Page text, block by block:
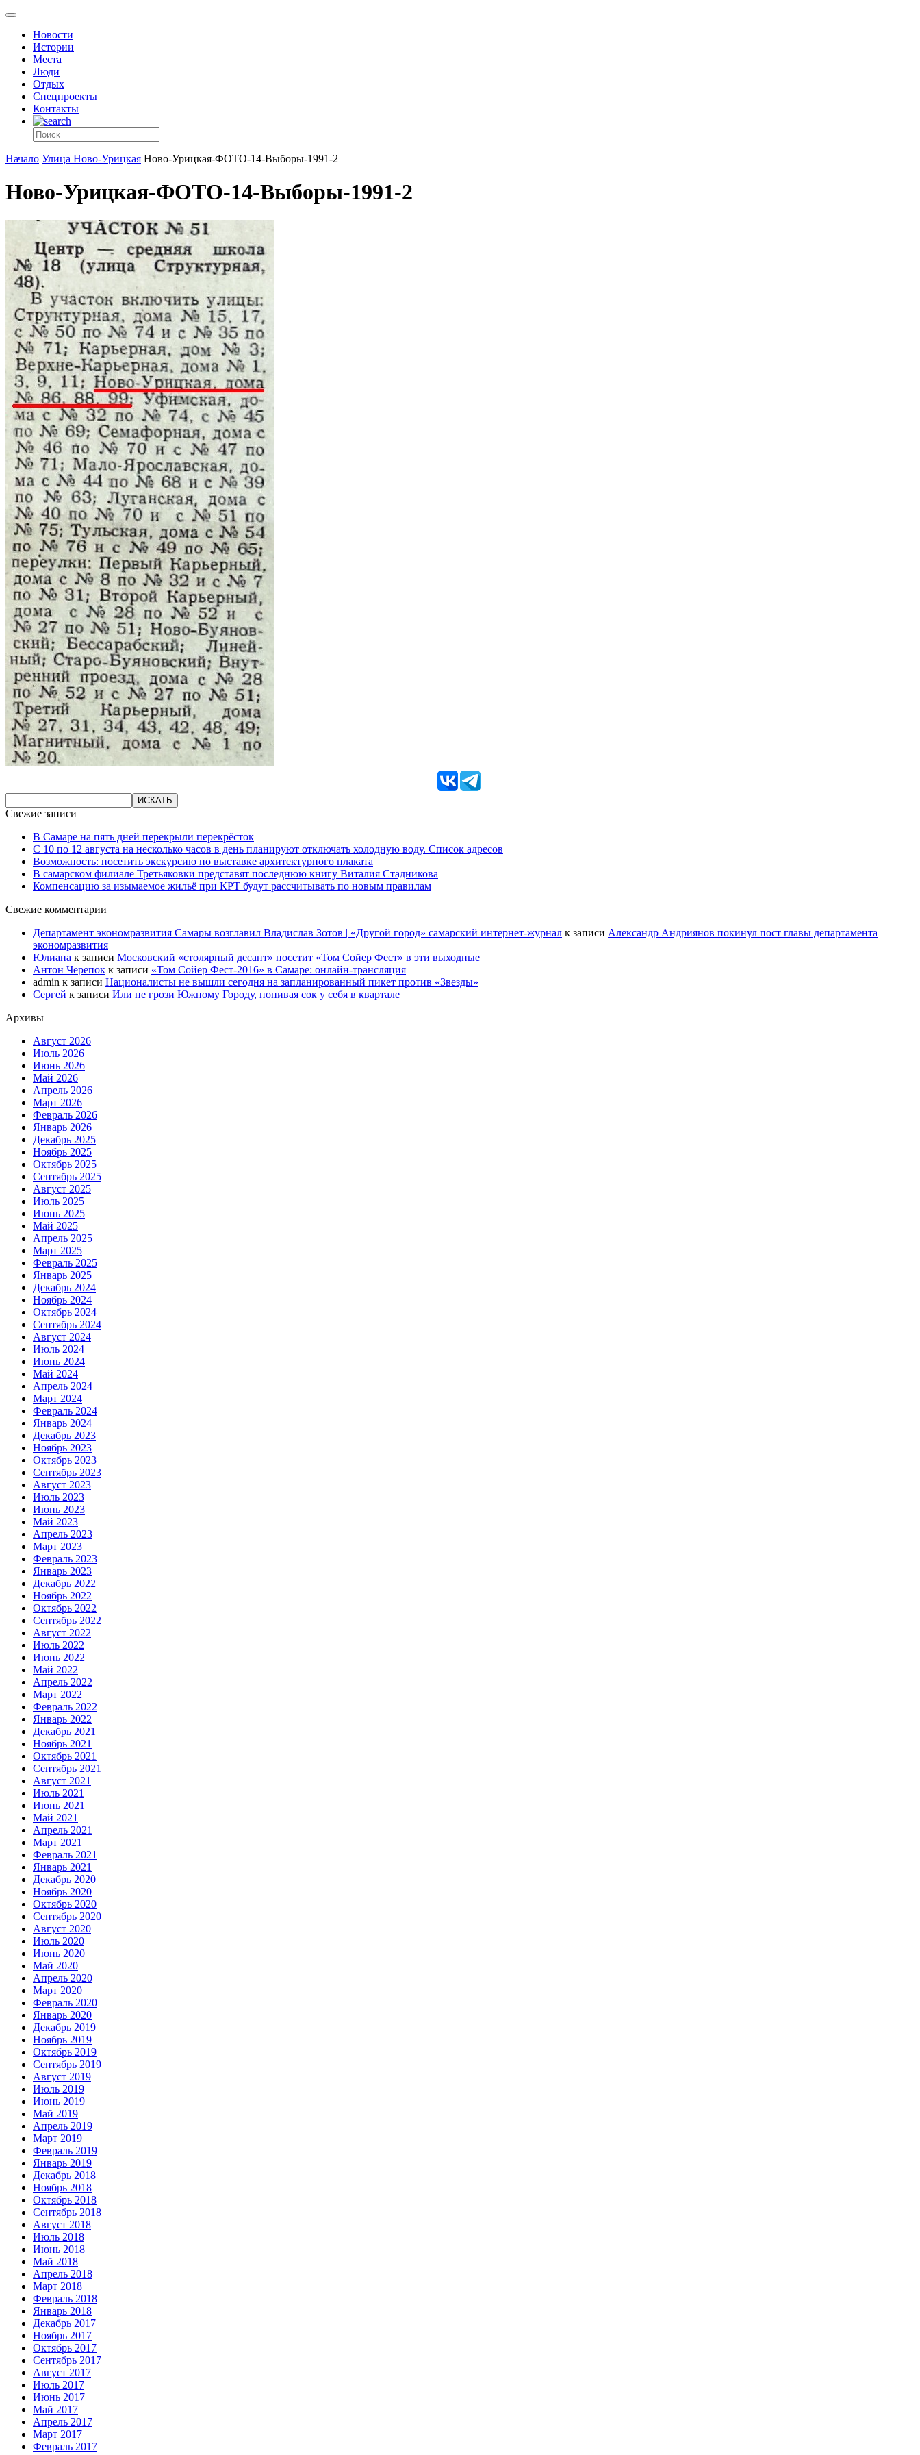
Новости
Истории
Места
Люди
Отдых
Спецпроекты
Контакты
Начало Улица Ново-Урицкая Ново-Урицкая-ФОТО-14-Выборы-1991-2
Ново-Урицкая-ФОТО-14-Выборы-1991-2
Свежие записи
В Самаре на пять дней перекрыли перекрёсток
С 10 по 12 августа на несколько часов в день планируют отключать холодную воду. Список адресов
Возможность: посетить экскурсию по выставке архитектурного плаката
В самарском филиале Третьяковки представят последнюю книгу Виталия Стадникова
Компенсацию за изымаемое жильё при КРТ будут рассчитывать по новым правилам
Свежие комментарии
Департамент экономразвития Самары возглавил Владислав Зотов | «Другой город» самарский интернет-журнал к записи Александр Андриянов покинул пост главы департамента
экономразвития
Юлиана к записи Московский «столярный десант» посетит «Том Сойер Фест» в эти выходные
Антон Черепок к записи «Том Сойер Фест-2016» в Самаре: онлайн-трансляция
admin к записи Националисты не вышли сегодня на запланированный пикет против «Звезды»
Сергей к записи Или не грози Южному Городу, попивая сок у себя в квартале
Архивы
Август 2026
Июль 2026
Июнь 2026
Май 2026
Апрель 2026
Март 2026
Февраль 2026
Январь 2026
Декабрь 2025
Ноябрь 2025
Октябрь 2025
Сентябрь 2025
Август 2025
Июль 2025
Июнь 2025
Май 2025
Апрель 2025
Март 2025
Февраль 2025
Январь 2025
Декабрь 2024
Ноябрь 2024
Октябрь 2024
Сентябрь 2024
Август 2024
Июль 2024
Июнь 2024
Май 2024
Апрель 2024
Март 2024
Февраль 2024
Январь 2024
Декабрь 2023
Ноябрь 2023
Октябрь 2023
Сентябрь 2023
Август 2023
Июль 2023
Июнь 2023
Май 2023
Апрель 2023
Март 2023
Февраль 2023
Январь 2023
Декабрь 2022
Ноябрь 2022
Октябрь 2022
Сентябрь 2022
Август 2022
Июль 2022
Июнь 2022
Май 2022
Апрель 2022
Март 2022
Февраль 2022
Январь 2022
Декабрь 2021
Ноябрь 2021
Октябрь 2021
Сентябрь 2021
Август 2021
Июль 2021
Июнь 2021
Май 2021
Апрель 2021
Март 2021
Февраль 2021
Январь 2021
Декабрь 2020
Ноябрь 2020
Октябрь 2020
Сентябрь 2020
Август 2020
Июль 2020
Июнь 2020
Май 2020
Апрель 2020
Март 2020
Февраль 2020
Январь 2020
Декабрь 2019
Ноябрь 2019
Октябрь 2019
Сентябрь 2019
Август 2019
Июль 2019
Июнь 2019
Май 2019
Апрель 2019
Март 2019
Февраль 2019
Январь 2019
Декабрь 2018
Ноябрь 2018
Октябрь 2018
Сентябрь 2018
Август 2018
Июль 2018
Июнь 2018
Май 2018
Апрель 2018
Март 2018
Февраль 2018
Январь 2018
Декабрь 2017
Ноябрь 2017
Октябрь 2017
Сентябрь 2017
Август 2017
Июль 2017
Июнь 2017
Май 2017
Апрель 2017
Март 2017
Февраль 2017